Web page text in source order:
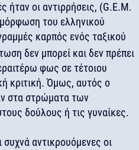
ήταν οι αντιρρήσεις, (G.E.M.
του ελληνικού
καρπός ενός ταξικού
δεν μπορεί και δεν πρέπει
φως σε τέτοιου
κριτική. Όμως, αυτός ο
στα στρώματα των
δούλους ή τις γυναίκες.
αντικρουόμενες οι